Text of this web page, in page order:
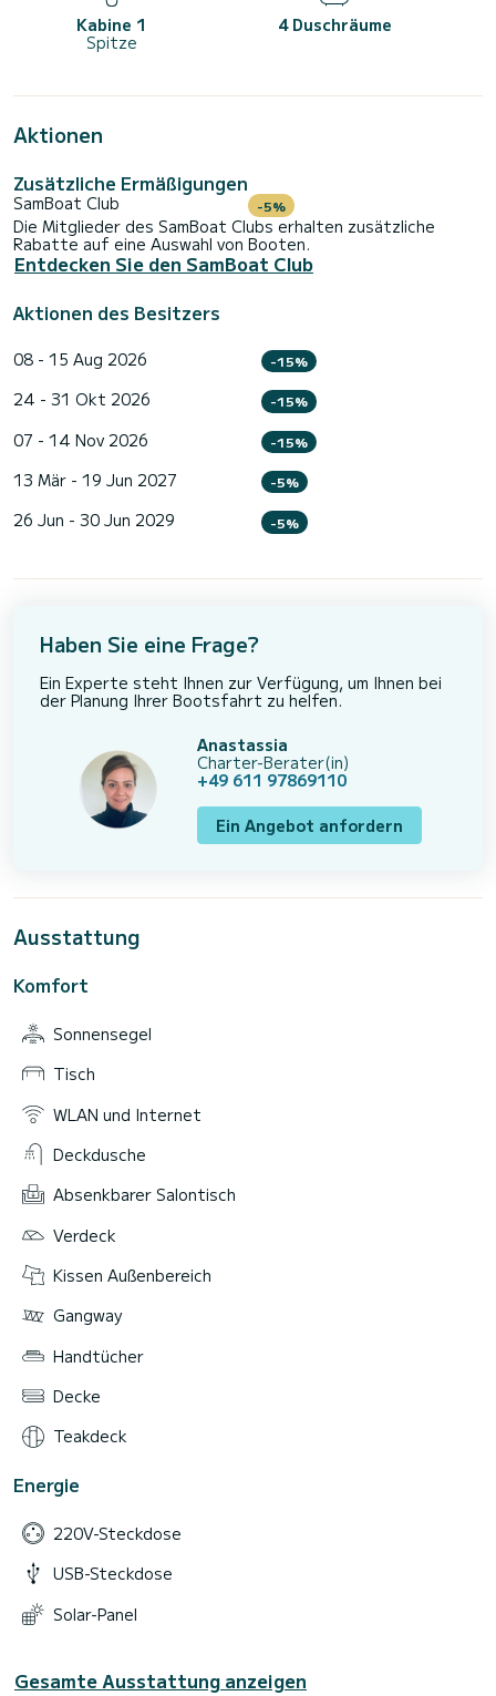
Kabine 1
Spitze
4 Duschräume
Aktionen
Zusätzliche Ermäßigungen
SamBoat Club -5%
Die Mitglieder des SamBoat Clubs erhalten zusätzliche
Rabatte auf eine Auswahl von Booten.
Entdecken Sie den SamBoat Club
Aktionen des Besitzers
08 - 15 Aug 2026 -15%
24 - 31 Okt 2026 -15%
07 - 14 Nov 2026 -15%
13 Mär - 19 Jun 2027 -5%
26 Jun - 30 Jun 2029 -5%
Haben Sie eine Frage?
Ein Experte steht Ihnen zur Verfügung, um Ihnen bei
der Planung Ihrer Bootsfahrt zu helfen.
Anastassia
Charter-Berater(in)
+49 611 97869110
Ein Angebot anfordern
Ausstattung
Komfort
Sonnensegel
Tisch
WLAN und Internet
Deckdusche
Absenkbarer Salontisch
Verdeck
Kissen Außenbereich
Gangway
Handtücher
Decke
Teakdeck
Energie
220V-Steckdose
USB-Steckdose
Solar-Panel
Gesamte Ausstattung anzeigen